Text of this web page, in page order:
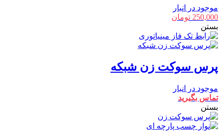
موجود در انبار
250,000 تومان
بستن
پرس سوکت زن شبکه
موجود در انبار
تماس بگیرید
بستن